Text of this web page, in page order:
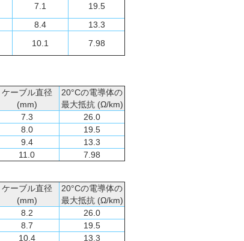
7.1
19.5
8.4
13.3
10.1 7.98
ケーブル直径
(mm)
20°Cの電導体の
最大抵抗 (Ω/km)
7.3
26.0
8.0
19.5
9.4
13.3
11.0 7.98
ケーブル直径
(mm)
20°Cの電導体の
最大抵抗 (Ω/km)
8.2
26.0
8.7
19.5
10.4
13.3